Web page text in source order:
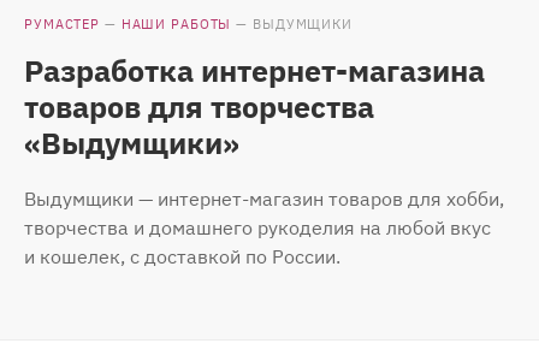
РУМАСТЕР — НАШИ РАБОТЫ — ВЫДУМЩИКИ
Разработка интернет-магазина
товаров для творчества
«Выдумщики»
Выдумщики — интернет-магазин товаров для хобби,
творчества и домашнего рукоделия на любой вкус
и кошелек, с доставкой по России.